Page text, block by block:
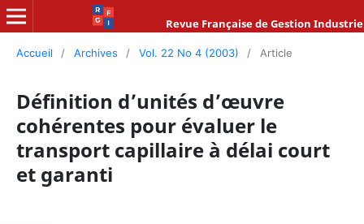
Revue Française de Gestion
Accueil / Archives / Vol. 22 No 4 (2003) / Article
Définition d’unités d’œuvre
cohérentes pour évaluer le
transport capillaire à délai court
et garanti